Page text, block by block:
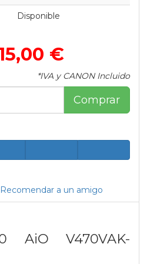
Disponible
€
*IVA y CANON Incluido
Comprar
Recomendar a un amigo
AiO V470VAK-